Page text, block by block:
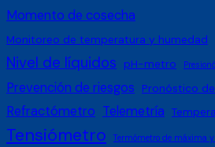
Momento de cosecha
Monitoreo de temperatura y humedad
Nivel de líquidos pH-metro
Prevención de riesgos Pronóstico
Refractómetro Telemetría
Tensiómetro Termómetro de máxima